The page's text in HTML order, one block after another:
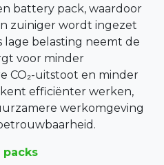
battery pack, waardoor
zuiniger wordt ingezet
lage belasting neemt de
voor minder
CO₂-uitstoot en minder
efficiënter werken,
werkomgeving
packs